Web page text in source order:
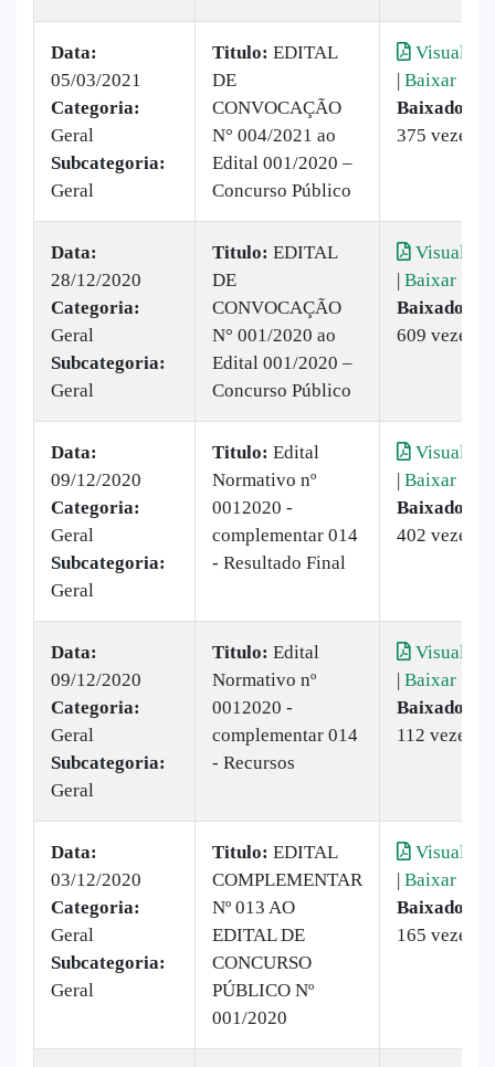
Data:
05/03/2021
Categoria:
Geral
Subcategoria:
Geral
Titulo: EDITAL
DE
CONVOCAÇÃO
N° 004/2021 ao
Edital 001/2020 –
Concurso Público
Visualizar
| Baixar
Baixado:
375 vezes
Data:
28/12/2020
Categoria:
Geral
Subcategoria:
Geral
Titulo: ​EDITAL
DE
CONVOCAÇÃO
N° 001/2020 ao
Edital 001/2020 –
Concurso Público
Visualizar
| Baixar
Baixado:
609 vezes
Data:
09/12/2020
Categoria:
Geral
Subcategoria:
Geral
Titulo: Edital
Normativo nº
0012020 -
complementar 014
- Resultado Final
Visualizar
| Baixar
Baixado:
402 vezes
Data:
09/12/2020
Categoria:
Geral
Subcategoria:
Geral
Titulo: Edital
Normativo nº
0012020 -
complementar 014
- Recursos
Visualizar
| Baixar
Baixado:
112 vezes
Data:
03/12/2020
Categoria:
Geral
Subcategoria:
Geral
Titulo: EDITAL
COMPLEMENTAR
Nº 013 AO
EDITAL DE
CONCURSO
PÚBLICO Nº
001/2020
Visualizar
| Baixar
Baixado:
165 vezes